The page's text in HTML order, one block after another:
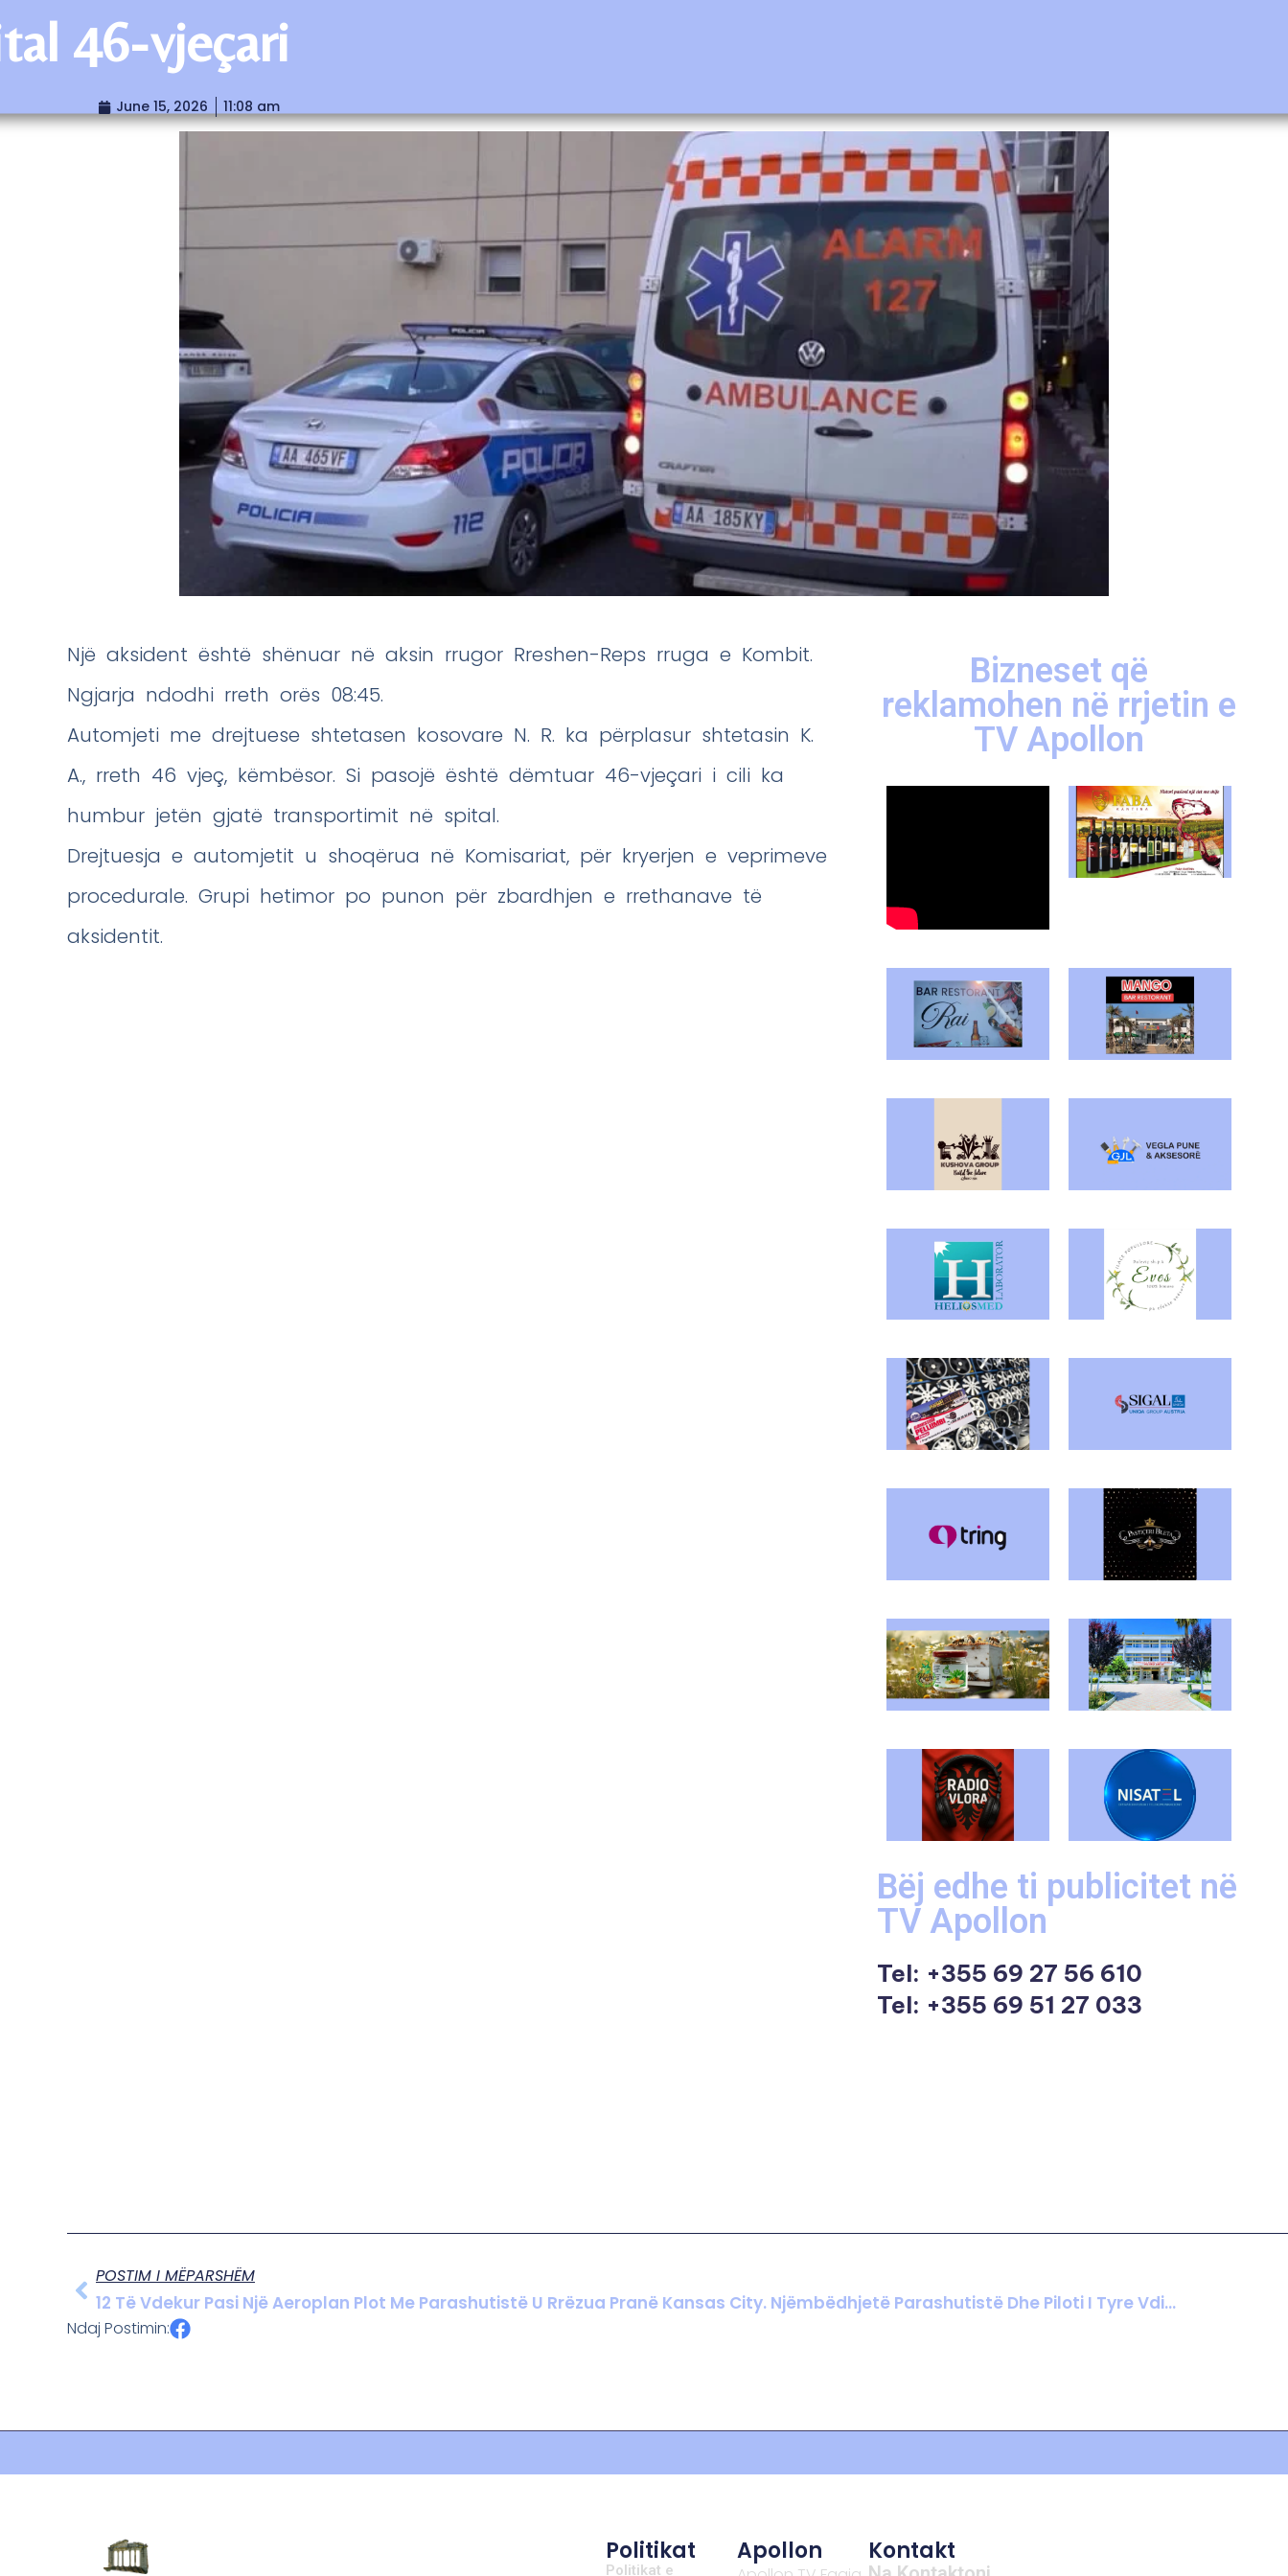
46-vjeçari
June 15, 2026 11:08 am
Një aksident është shënuar në aksin rrugor Rreshen-Reps rruga e Kombit.
Ngjarja ndodhi rreth orës 08:45.
Automjeti me drejtuese shtetasen kosovare N. R. ka përplasur shtetasin K.
A., rreth 46 vjeç, këmbësor. Si pasojë është dëmtuar 46-vjeçari i cili ka
humbur jetën gjatë transportimit në spital.
Drejtuesja e automjetit u shoqërua në Komisariat, për kryerjen e veprimeve
procedurale. Grupi hetimor po punon për zbardhjen e rrethanave të
aksidentit.
Bizneset që
reklamohen në rrjetin e
TV Apollon
Bëj edhe ti publicitet në
TV Apollon
Tel: +355 69 27 56 610
Tel: +355 69 51 27 033
POSTIM I MËPARSHËM
12 Të Vdekur Pasi Një Aeroplan Plot Me Parashutistë U Rrëzua Pranë Kansas City. Njëmbëdhjetë Parashutistë Dhe Piloti I Tyre Vdiqën Në Një Aksident Avioni Të Dielën Në Missouri, Pasi Avioni Bëri Një Kthesë Të Papritur Në Ajër.Avioni Privat Ishte Nisur Nga Aeroporti Butler Memorial Rreth Orës 11:30 Të Mëngjesit Sipas Kohës Lokale Përpara Se Të Kthehej Për Një Arsye Të Panjohur Pranë Autostradës Business 49 Dhe Më Pas Të Rrëzohej Pak Më Pas, Raportoi FOX4.
Ndaj Postimin:
Politikat
Politikat e
Apollon Kontakt